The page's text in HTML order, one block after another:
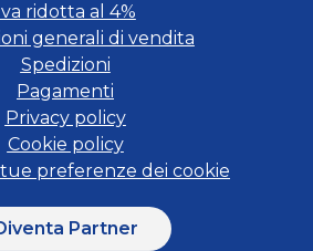
ridotta al 4%
generali di vendita
Spedizioni
Pagamenti
Privacy policy
Cookie policy
preferenze dei cookie
Partner